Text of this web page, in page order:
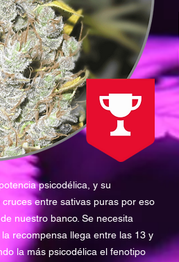
psicodélica, y su
entre sativas puras por eso
nuestro banco. Se necesita
recompensa llega entre las 13 y
la más psicodélica el fenotipo